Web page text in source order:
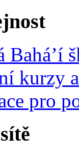
Bahá’í
kurzy
pro